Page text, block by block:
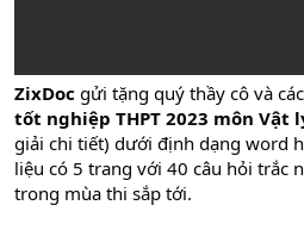
ZixDoc gửi tặng quý thầy cô và
tốt nghiệp THPT 2023 môn Vật
giải chi tiết) dưới định dạng word
liệu có 5 trang với 40 câu hỏi trắc
trong mùa thi sắp tới.